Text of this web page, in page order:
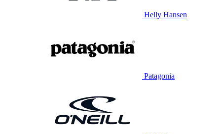
Helly Hansen
Patagonia